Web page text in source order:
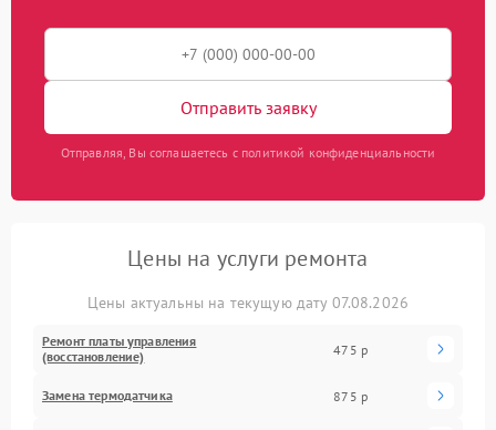
Отправить заявку
Отправляя, Вы соглашаетесь с политикой конфиденциальности
Цены на услуги ремонта
Цены актуальны на текущую дату 07.08.2026
Ремонт платы управления
(восстановление)
475 р
Замена термодатчика 875 р